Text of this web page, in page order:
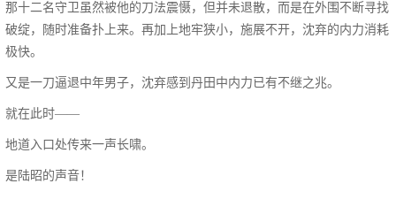
那十二名守卫虽然被他的刀法震慑，但并未退散，而是在外围不断寻找
破绽，随时准备扑上来。再加上地牢狭小，施展不开，沈弃的内力消耗
极快。
又是一刀逼退中年男子，沈弃感到丹田中内力已有不继之兆。
就在此时——
地道入口处传来一声长啸。
是陆昭的声音！